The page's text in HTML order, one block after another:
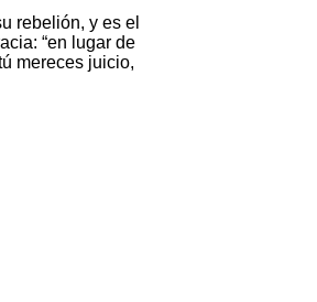
rebelión, y es el
“en lugar de
mereces juicio,